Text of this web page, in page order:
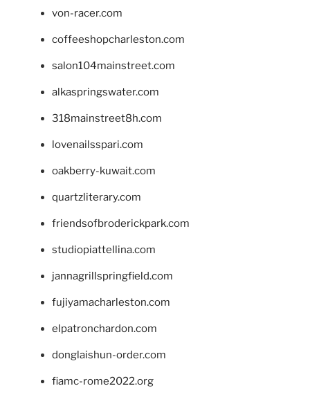
von-racer.com
coffeeshopcharleston.com
salon104mainstreet.com
alkaspringswater.com
318mainstreet8h.com
lovenailsspari.com
oakberry-kuwait.com
quartzliterary.com
friendsofbroderickpark.com
studiopiattellina.com
jannagrillspringfield.com
fujiyamacharleston.com
elpatronchardon.com
donglaishun-order.com
fiamc-rome2022.org